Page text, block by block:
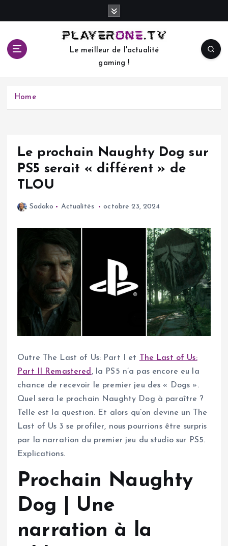
c
Le meilleur de l'actualité
gaming !
Home
Le prochain Naughty Dog sur
PS5 serait « différent » de
TLOU
Sadako Actualités octobre 23, 2024
Outre The Last of Us: Part I et
The Last of Us:
Part II Remastered, la PS5 n’a pas encore eu la
chance de recevoir le premier jeu des « Dogs ».
Quel sera le prochain Naughty Dog à paraître ?
Telle est la question. Et alors qu’on devine un The
Last of Us 3 se profiler, nous pourrions être surpris
par la narration du premier jeu du studio sur PS5.
Explications.
Prochain Naughty
Dog | Une
narration à la